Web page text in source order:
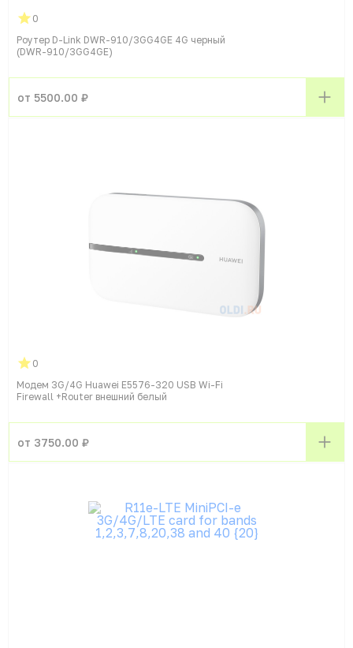
0
Роутер D-Link DWR-910/3GG4GE 4G черный
(DWR-910/3GG4GE)
от 5500.00 ₽
0
Модем 3G/4G Huawei E5576-320 USB Wi-Fi
Firewall +Router внешний белый
от 3750.00 ₽